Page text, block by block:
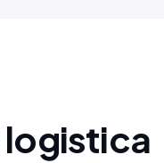
logistica